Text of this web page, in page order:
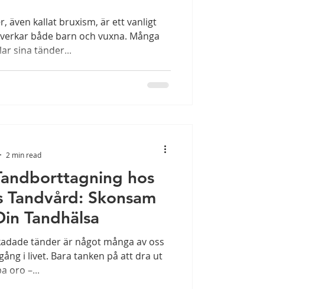
även kallat bruxism, är ett vanligt
både barn och vuxna. Många
sina tänder...
hos
Tandvård: Skonsam
Tandhälsa
tänder är något många av oss
i livet. Bara tanken på att dra ut
oro –...
2 min read